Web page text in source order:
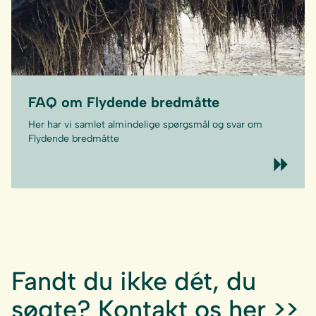
FAQ om Flydende bredmåtte
Her har vi samlet almindelige spørgsmål og svar om
Flydende bredmåtte
Fandt du ikke dét, du
søgte? Kontakt os her >>